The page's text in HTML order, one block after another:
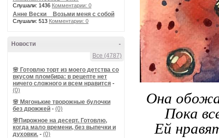
Слушали: 1436 Комментарии: 0
Анне Вески _ Возьми меня с собой
Слушали: 513 Комментарии: 0
-
Новости
Все (4787)
🌸 Готовлю торт из моего детства со
вкусом пломбира: в рецепте нет
ничего сложного и всем нравится -
(0)
🌸 Мягонькие творожные булочки
без дрожжей - (0)
🌸Пирожное на десерт. Готовлю,
когда мало времени, без выпечки и
духовки. - (0)
Она
Пока
Ей